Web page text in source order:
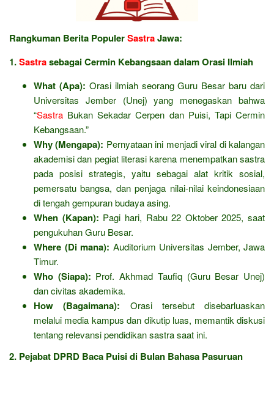
Rangkuman Berita PopulerSastraJawa:
1.Sastrasebagai Cermin Kebangsaan dalam Orasi Ilmiah
What (Apa): Orasi ilmiah seorang Guru Besar baru dari
Universitas Jember (Unej) yang menegaskan bahwa
“Sastra Bukan Sekadar Cerpen dan Puisi, Tapi Cermin
Kebangsaan.”
Why (Mengapa): Pernyataan ini menjadi viral di kalangan
akademisi dan pegiat literasi karena menempatkan sastra
pada posisi strategis, yaitu sebagai alat kritik sosial,
pemersatu bangsa, dan penjaga nilai-nilai keindonesiaan
di tengah gempuran budaya asing.
When (Kapan): Pagi hari, Rabu 22 Oktober 2025, saat
pengukuhan Guru Besar.
Where (Di mana): Auditorium Universitas Jember, Jawa
Timur.
Who (Siapa): Prof. Akhmad Taufiq (Guru Besar Unej)
dan civitas akademika.
How (Bagaimana): Orasi tersebut disebarluaskan
melalui media kampus dan dikutip luas, memantik diskusi
tentang relevansi pendidikan sastra saat ini.
2. Pejabat DPRD Baca Puisi di Bulan Bahasa Pasuruan